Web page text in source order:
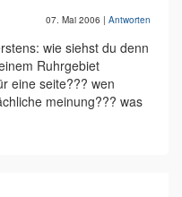
07. Mai 2006 | Antworten
wie siehst du denn
Ruhrgebiet
eine seite??? wen
meinung??? was